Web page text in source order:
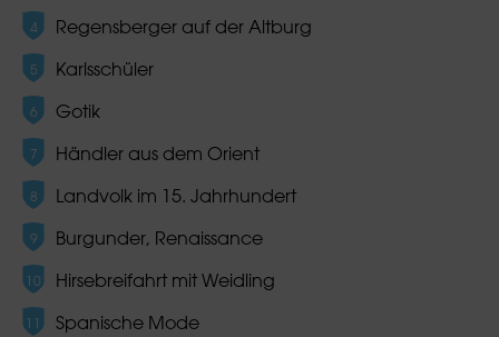
Regensberger auf der Altburg
Karlsschüler
Gotik
Händler aus dem Orient
Landvolk im 15. Jahrhundert
Burgunder, Renaissance
Hirsebreifahrt mit Weidling
Spanische Mode